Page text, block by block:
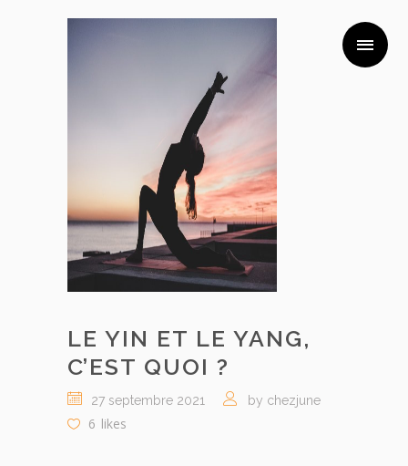
LE YIN ET LE YANG,
C’EST QUOI ?
27 septembre 2021 by chezjune
6 likes